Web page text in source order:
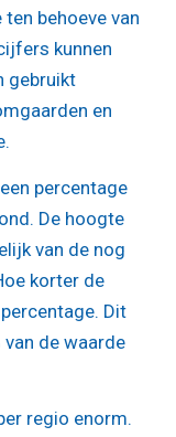
behoeve van
kunnen
gebruikt
en
percentage
De hoogte
van de nog
korter de
Dit
de waarde
regio enorm.